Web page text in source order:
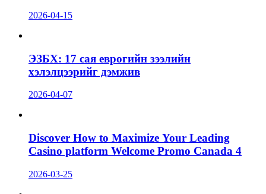
2026-04-15
ЭЗБХ: 17 сая еврогийн зээлийн
хэлэлцээрийг дэмжив
2026-04-07
Discover How to Maximize Your Leading
Casino platform Welcome Promo Canada 4
2026-03-25